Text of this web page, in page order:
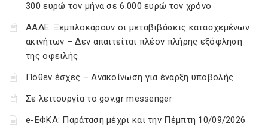
300 ευρώ τον μήνα σε 6.000 ευρώ τον χρόνο
ΑΑΔΕ: Ξεμπλοκάρουν οι μεταβιβάσεις κατασχεμένων
ακινήτων – Δεν απαιτείται πλέον πλήρης εξόφληση
της οφειλής
Πόθεν έσχες – Ανακοίνωση για έναρξη υποβολής
Σε λειτουργία το gov.gr messenger
e-ΕΦΚΑ: Παράταση μέχρι και την Πέμπτη 10/09/2026